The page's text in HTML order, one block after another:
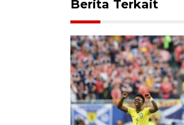
Berita Terkait